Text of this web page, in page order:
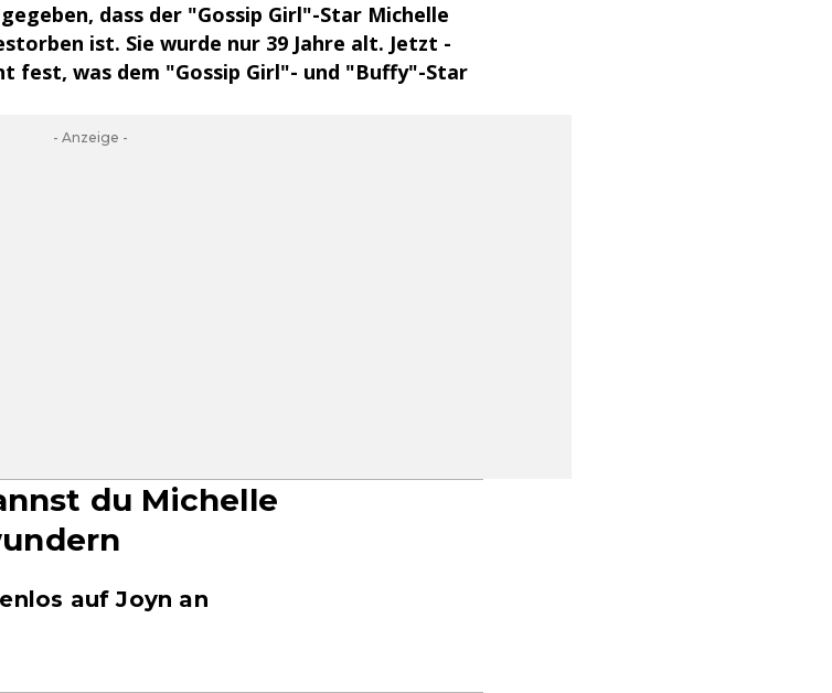
dass der "Gossip Girl"-Star Michelle
ist. Sie wurde nur 39 Jahre alt. Jetzt -
fest, was dem "Gossip Girl"- und "Buffy"-Star
- Anzeige -
du Michelle
auf Joyn an